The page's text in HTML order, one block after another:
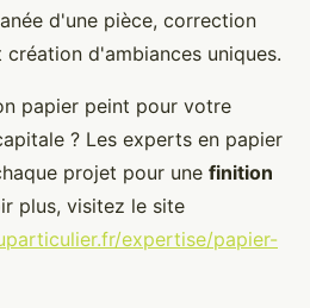
d'une pièce, correction
d'ambiances uniques.
papier peint pour votre
? Les experts en papier
projet pour une finition
plus, visitez le site
expertise/papier-